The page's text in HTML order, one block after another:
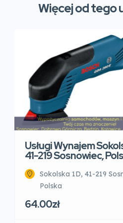
Więcej od tego
Usługi Wynajem
41-219 Sosnowiec,
Sokolska 1D, 41-219
Polska
64.00zł